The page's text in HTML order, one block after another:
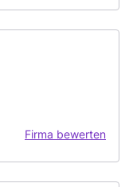
Firma bewerten